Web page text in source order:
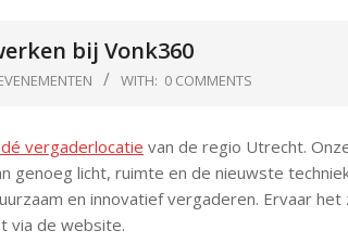
bij Vonk360
WITH: 0 COMMENTS
vergaderlocatie van de regio Utrecht.
genoeg licht, ruimte en de nieuwste
en innovatief vergaderen. Ervaar het
via de website.